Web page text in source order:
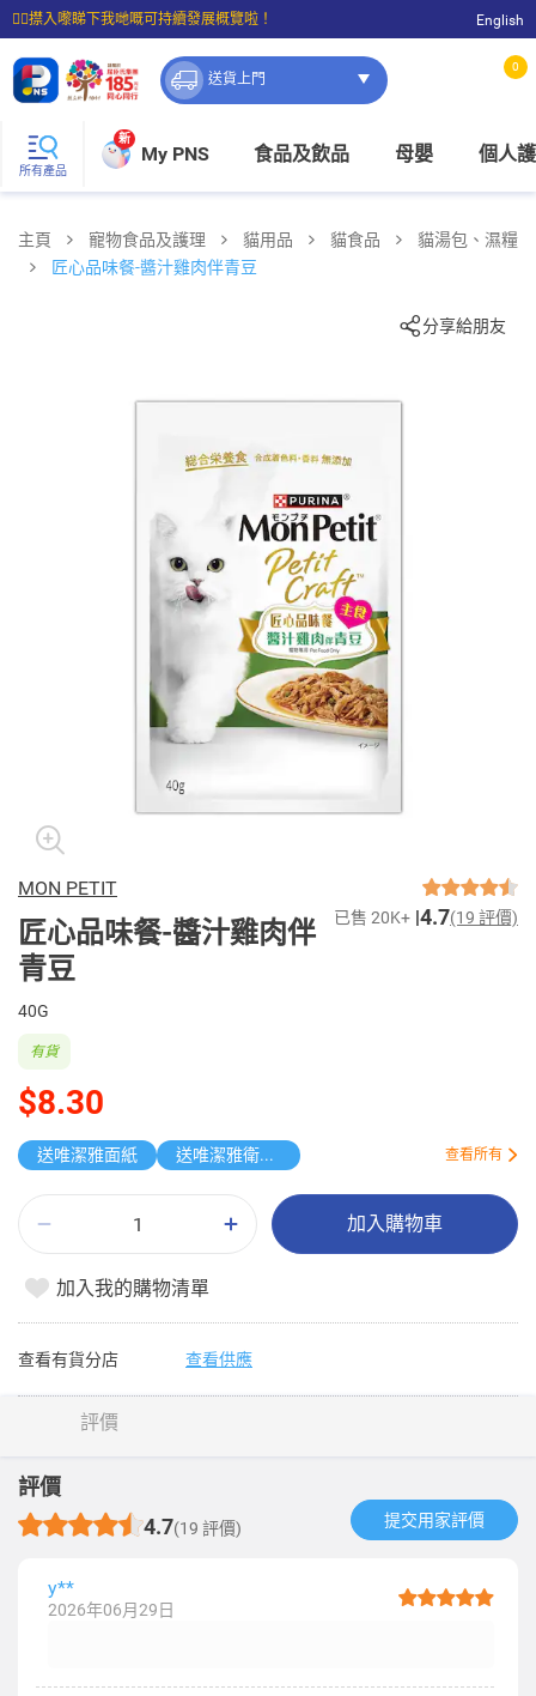
☝🏼㩒入嚟睇下我哋嘅可持續發展概覽啦！
⭐購物滿$399即享免費送貨；滿$100即可免費店取。
English
送貨上門
0
所有產品
新
My PNS 食品及飲品 母嬰 個人
主頁 寵物食品及護理 貓用品 貓食品
貓湯包、濕糧
匠心品味餐-醬汁雞肉伴青豆
分享給朋友
MON PETIT
匠心品味餐-醬汁雞肉伴
青豆
已售 20K+ 4.7(19 評價)
40G
$8.30
有貨
送唯潔雅面紙 送唯潔雅衛生紙原箱 查看所有
加入購物車
加入我的購物清單
查看有貨分店 查看供應
評價
評價
4.7(19 評價) 提交用家評價​
y**
2026年06月29日